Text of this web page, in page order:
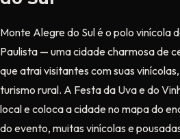
Monte Alegre do Sul é o polo vinícola
Paulista — uma cidade charmosa de
que atrai visitantes com suas
turismo rural. A Festa da Uva e do
local e coloca a cidade no mapa do
do evento, muitas vinícolas e